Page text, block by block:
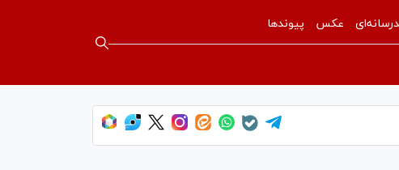
عکس پیوندها